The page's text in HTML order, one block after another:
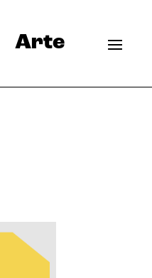
Arte